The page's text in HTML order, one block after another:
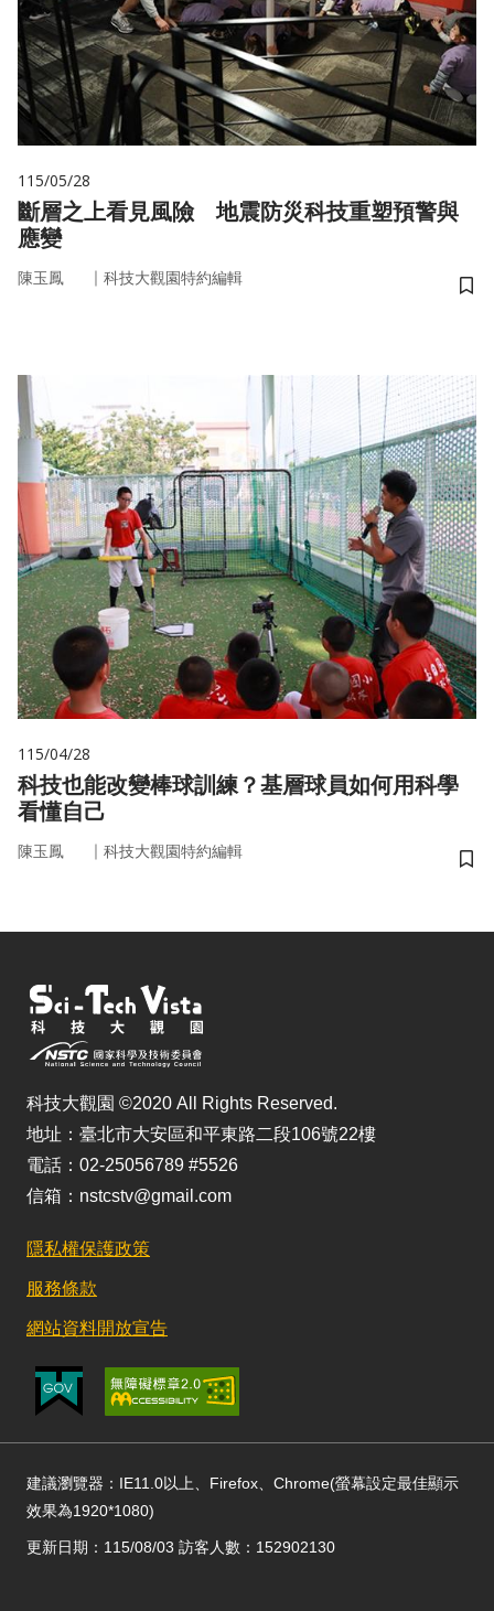
115/05/28
斷層之上看見風險 地震防災科技重塑預警與
應變
陳玉鳳 ｜ 科技大觀園特約編輯
儲
115/04/28
科技也能改變棒球訓練？基層球員如何用科學
看懂自己
陳玉鳳 ｜ 科技大觀園特約編輯
儲
科技大觀園 ©2020 All Rights Reserved.
地址：臺北市大安區和平東路二段106號22樓
電話：02-25056789 #5526
信箱：nstcstv@gmail.com
隱私權保護政策
服務條款
網站資料開放宣告
建議瀏覽器：IE11.0以上、Firefox、Chrome(螢幕設定最佳顯示
效果為1920*1080)
更新日期：115/08/03 訪客人數：152902130